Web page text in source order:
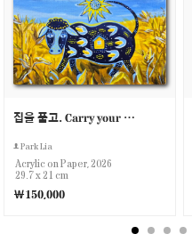
집을 품고. Carry your Home
Park Lia
Acrylic on Paper, 2026
29.7 x 21 cm
￦150,000